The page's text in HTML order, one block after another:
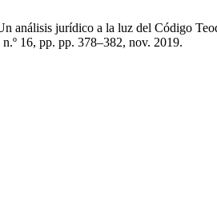
jurídico a la luz del Código
n.º 16, pp. pp. 378–382, nov. 2019.